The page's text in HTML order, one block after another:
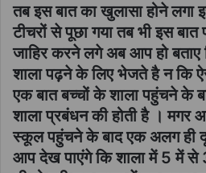
तब इस बात का खुलासा होने लगा
टीचरों से पूछा गया तब भी इस बात
जाहिर करने लगे अब आप हो बताए
शाला पढ़ने के लिए भेजते है न कि
एक बात बच्चों के शाला पहुंचने के
शाला प्रबंधन की होती है । मगर
स्कूल पहुंचने के बाद एक अलग ही
आप देख पाएंगे कि शाला में 5 में से 3